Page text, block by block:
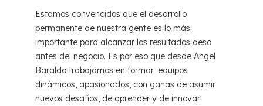
Estamos convencidos que el desarrollo
permanente de nuestra gente es lo más
importante para alcanzar los resultados desa
antes del negocio. Es por eso que desde Angel
Baraldo trabajamos en formar equipos
dinámicos, apasionados, con ganas de asumir
nuevos desafíos, de aprender y de innovar